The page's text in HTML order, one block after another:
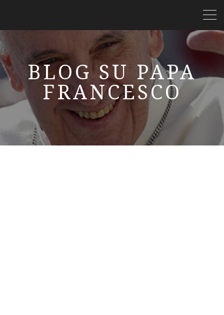
BLOG SU PAPA
FRANCESCO